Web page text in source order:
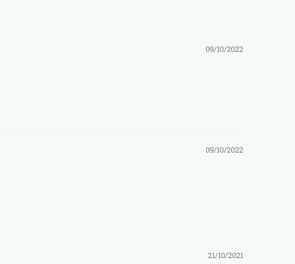
09/10/2022
09/10/2022
21/10/2021